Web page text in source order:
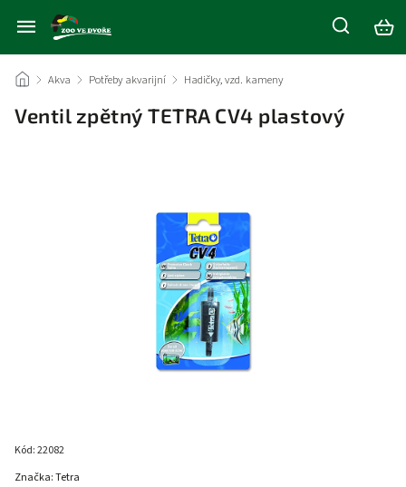
/ Akva / Potřeby akvarijní / Hadičky, vzd. kameny
Ventil zpětný TETRA CV4 plastový
Kód:22082
Značka:Tetra